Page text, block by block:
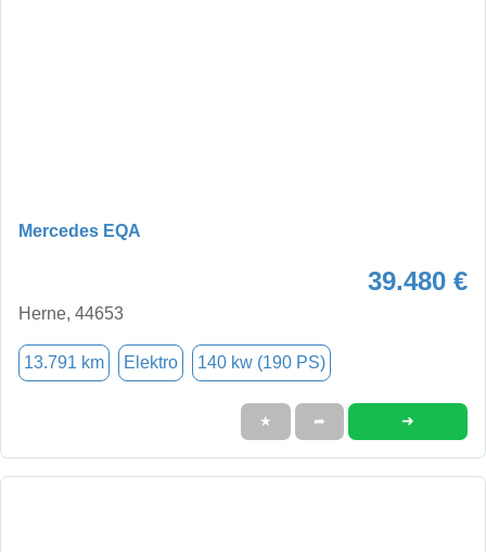
Mercedes EQA
39.480 €
Herne, 44653
13.791 km Elektro 140 kw (190 PS)
★ ➦ ➜